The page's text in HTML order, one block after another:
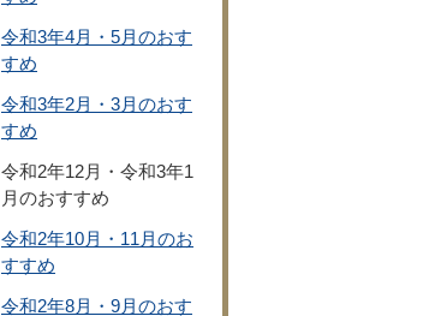
令和3年4月・5月のおす
すめ
令和3年2月・3月のおす
すめ
令和2年12月・令和3年1
月のおすすめ
令和2年10月・11月のお
すすめ
令和2年8月・9月のおす